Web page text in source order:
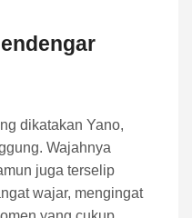
dikatakan Yano,
Wajahnya
juga terselip
wajar, mengingat